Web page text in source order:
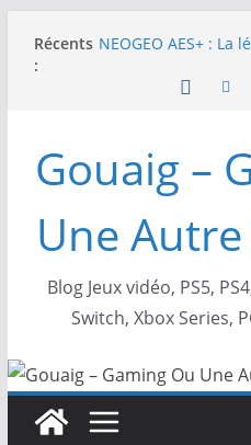
Récents
:
SNK NEOGEO
SWITCH 2 :
Mario
[TEST] Ride 6 –
Gouaig –
Une
Blog Jeux vidéo, PS5,
Switch, Xbox Series,